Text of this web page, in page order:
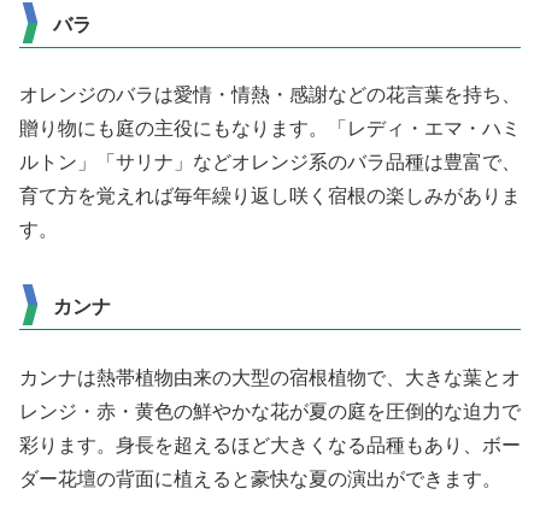
バラ
オレンジのバラは愛情・情熱・感謝などの花言葉を持ち、
贈り物にも庭の主役にもなります。「レディ・エマ・ハミ
ルトン」「サリナ」などオレンジ系のバラ品種は豊富で、
育て方を覚えれば毎年繰り返し咲く宿根の楽しみがありま
す。
カンナ
カンナは熱帯植物由来の大型の宿根植物で、大きな葉とオ
レンジ・赤・黄色の鮮やかな花が夏の庭を圧倒的な迫力で
彩ります。身長を超えるほど大きくなる品種もあり、ボー
ダー花壇の背面に植えると豪快な夏の演出ができます。